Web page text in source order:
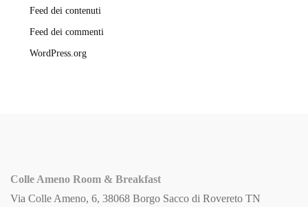
Feed dei contenuti
Feed dei commenti
WordPress.org
Colle Ameno Room & Breakfast
Via Colle Ameno, 6, 38068 Borgo Sacco di Rovereto TN